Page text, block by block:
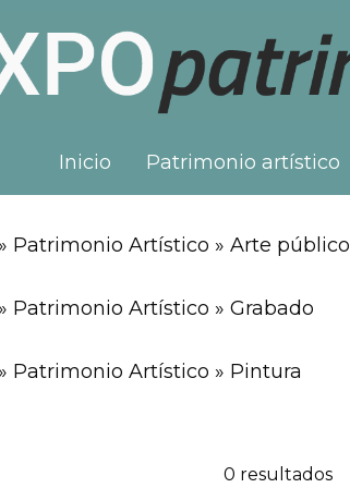
Inicio Patrimonio artístico
Patrimonio Artístico » Arte público
Patrimonio Artístico » Grabado
Patrimonio Artístico » Pintura
0 resultados